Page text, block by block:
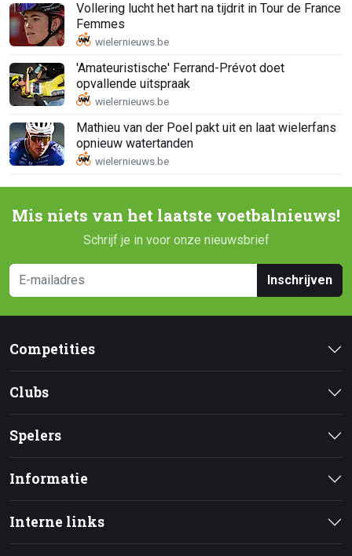
Vollering lucht het hart na tijdrit in Tour de France
Femmes
'Amateuristische' Ferrand-Prévot doet
opvallende uitspraak
Mathieu van der Poel pakt uit en laat wielerfans
opnieuw watertanden
Mis niets van het laatste voetbalnieuws!
Schrijf je in voor onze nieuwsbrief
Inschrijven
Competities
Clubs
Spelers
Informatie
Interne links